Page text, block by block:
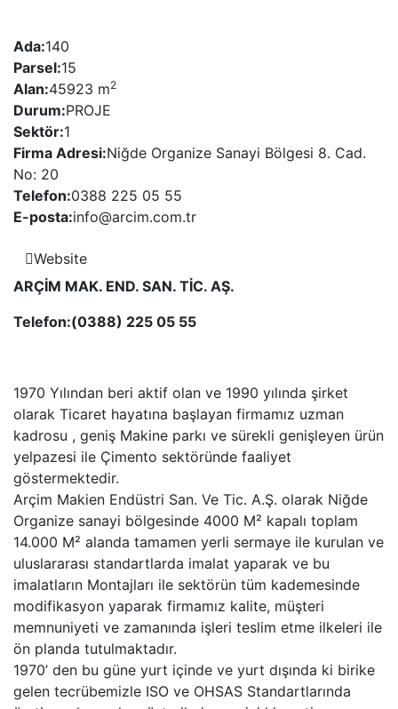
Ada:140
Parsel:15
Alan:45923 m2
Durum:PROJE
Sektör:1
Firma Adresi:Niğde Organize Sanayi Bölgesi 8. Cad.
No: 20
Telefon:0388 225 05 55
E-posta:info@arcim.com.tr
Website
ARÇİM MAK. END. SAN. TİC. AŞ.
Telefon:(0388) 225 05 55
1970 Yılından beri aktif olan ve 1990 yılında şirket
olarak Ticaret hayatına başlayan firmamız uzman
kadrosu , geniş Makine parkı ve sürekli genişleyen ürün
yelpazesi ile Çimento sektöründe faaliyet
göstermektedir.
Arçim Makien Endüstri San. Ve Tic. A.Ş. olarak Niğde
Organize sanayi bölgesinde 4000 M² kapalı toplam
14.000 M² alanda tamamen yerli sermaye ile kurulan ve
uluslararası standartlarda imalat yaparak ve bu
imalatların Montajları ile sektörün tüm kademesinde
modifikasyon yaparak firmamız kalite, müşteri
memnuniyeti ve zamanında işleri teslim etme ilkeleri ile
ön planda tutulmaktadır.
1970’ den bu güne yurt içinde ve yurt dışında ki birike
gelen tecrübemizle ISO ve OHSAS Standartlarında